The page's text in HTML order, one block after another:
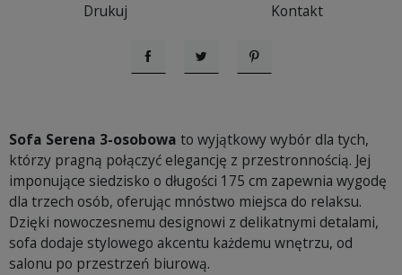
Drukuj Kontakt
UdostępnijTweetujPinterest
Sofa Serena 3-osobowa to wyjątkowy wybór dla tych,
którzy pragną połączyć elegancję z przestronnością. Jej
imponujące siedzisko o długości 175 cm zapewnia wygodę
dla trzech osób, oferując mnóstwo miejsca do relaksu.
Dzięki nowoczesnemu designowi z delikatnymi detalami,
sofa dodaje stylowego akcentu każdemu wnętrzu, od
salonu po przestrzeń biurową.